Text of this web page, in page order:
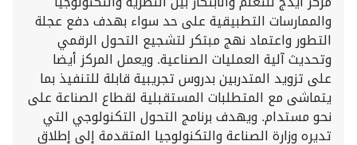
والممارسات التطبيقية على حد سواء بهدف دفع عجلة
التطور واعتماد نهج مبتكر لتشجيع التحول الرقمي
وتحديث آلية العمليات الصناعية. ويعمل المركز أيضا
على تزويد المتدربين بدروس تجريبية قابلة للتنفيذ بما
يتماشى مع المتطلبات المستقبلية لقطاع الصناعة على
نحو مستدام. ويهدف برنامج التحول التكنولوجي التي
تديره وزارة الصناعة والتكنولوجيا المتقدمة إلى إطلاق